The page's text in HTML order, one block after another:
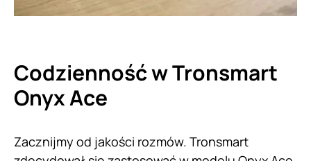
Codzienność w Tronsmart
Onyx Ace
Zacznijmy od jakości rozmów. Tronsmart